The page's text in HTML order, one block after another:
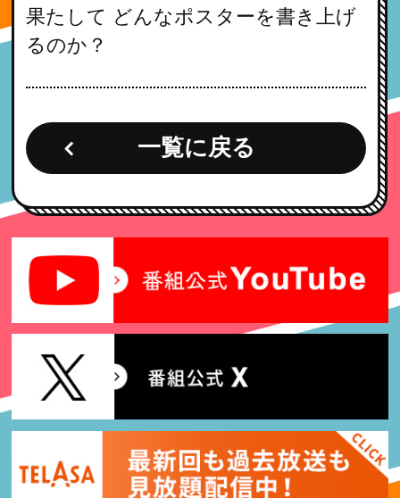
果たして どんなポスターを書き上げ
るのか？
一覧に戻る